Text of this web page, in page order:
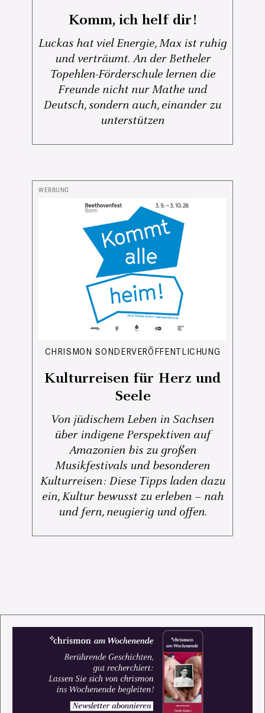
Komm, ich helf dir!
Luckas hat viel Energie, Max ist ruhig
und verträumt. An der Betheler
Topehlen-Förderschule lernen die
Freunde nicht nur Mathe und
Deutsch, sondern auch, einander zu
unterstützen
CHRISMON SONDERVERÖFFENTLICHUNG
Kulturreisen für Herz und
Seele
Von jüdischem Leben in Sachsen
über indigene Perspektiven auf
Amazonien bis zu großen
Musikfestivals und besonderen
Kulturreisen: Diese Tipps laden dazu
ein, Kultur bewusst zu erleben – nah
und fern, neugierig und offen.